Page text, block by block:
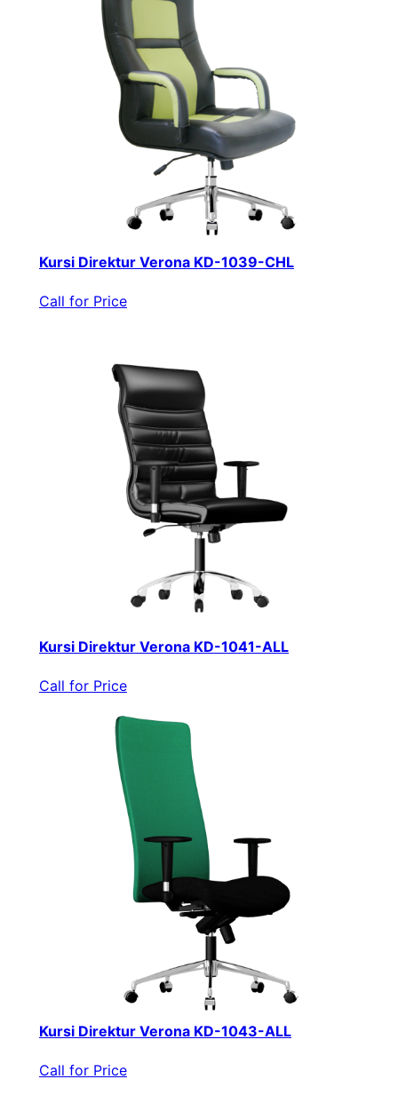
Kursi Direktur Verona KD-1039-CHL
Call for Price
Kursi Direktur Verona KD-1041-ALL
Call for Price
Kursi Direktur Verona KD-1043-ALL
Call for Price